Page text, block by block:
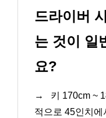
드라이버
는 것이 일
요?
→
키 170cm ~
적으로 45인치에